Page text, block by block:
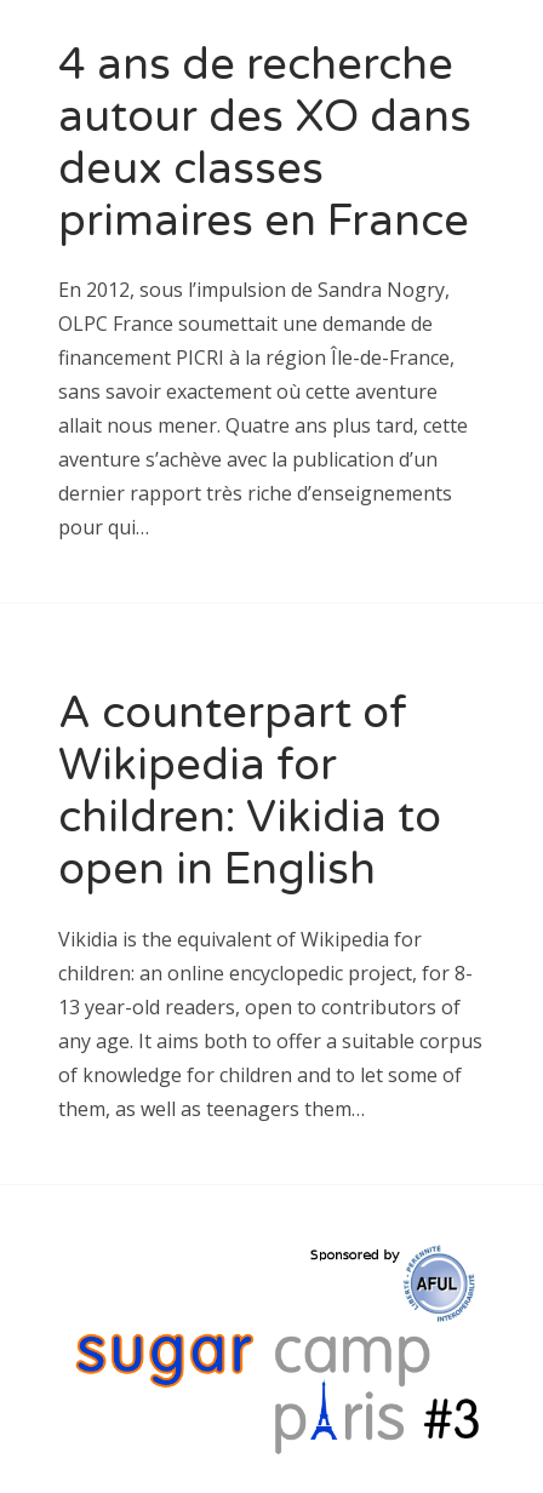
4 ans de recherche
autour des XO dans
deux classes
primaires en France
En 2012, sous l’impulsion de Sandra Nogry,
OLPC France soumettait une demande de
financement PICRI à la région Île-de-France,
sans savoir exactement où cette aventure
allait nous mener. Quatre ans plus tard, cette
aventure s’achève avec la publication d’un
dernier rapport très riche d’enseignements
pour qui…
A counterpart of
Wikipedia for
children: Vikidia to
open in English
Vikidia is the equivalent of Wikipedia for
children: an online encyclopedic project, for 8-
13 year-old readers, open to contributors of
any age. It aims both to offer a suitable corpus
of knowledge for children and to let some of
them, as well as teenagers them…